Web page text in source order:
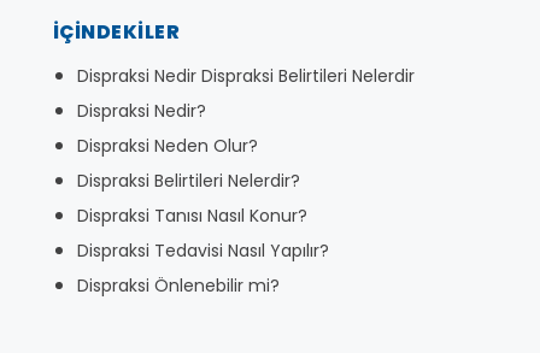
İÇINDEKILER
Dispraksi Nedir Dispraksi Belirtileri Nelerdir
Dispraksi Nedir?
Dispraksi Neden Olur?
Dispraksi Belirtileri Nelerdir?
Dispraksi Tanısı Nasıl Konur?
Dispraksi Tedavisi Nasıl Yapılır?
Dispraksi Önlenebilir mi?